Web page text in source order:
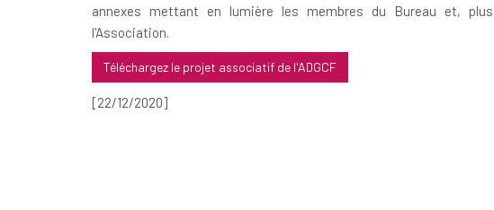
annexes mettant en lumière les membres du Bureau et,
l'Association.
Téléchargez le projet associatif de l'ADGCF
[22/12/2020]